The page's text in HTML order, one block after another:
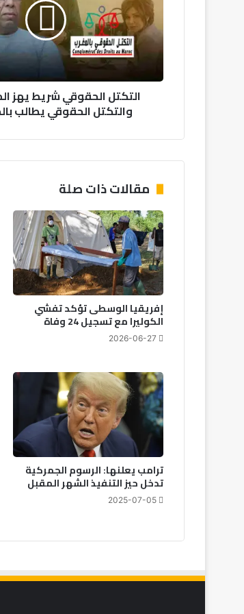
يهز
المؤسسات،
والتكتل
الحقوقي
بالمحاسبة.
التكتل الحقوقي شريط يهز
والتكتل الحقوقي يطالب
مقالات ذات صلة
إفريقيا الوسطى تؤكد تفشي
الكوليرا مع تسجيل 24 وفاة
2026-06-27
ترامب يعلنها: الرسوم الجمركية
تدخل حيز التنفيذ الشهر المقبل
2025-07-05